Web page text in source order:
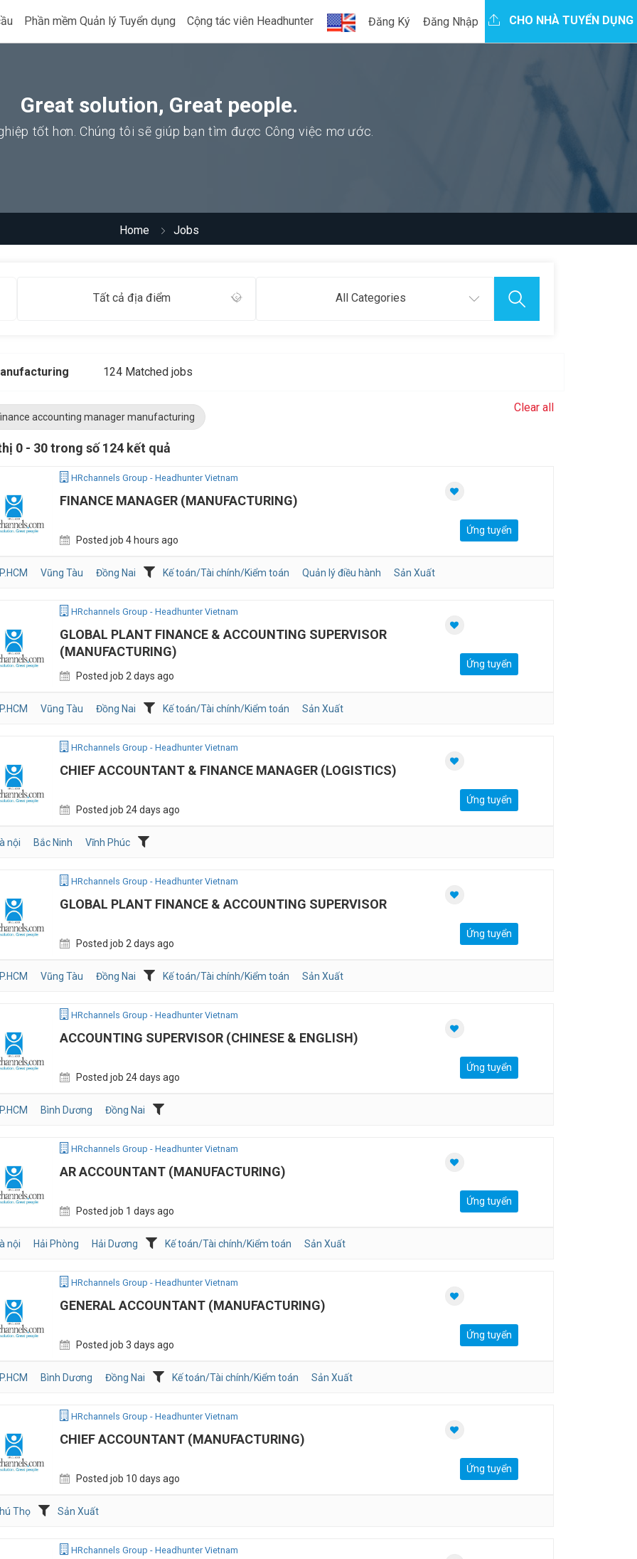
Phần mềm Quản lý Tuyển dụng Cộng tác viên Headhunter Đăng Ký Đăng Nhập CHO NHÀ TUYỂN DỤNG
Great solution, Great people.
tốt hơn. Chúng tôi sẽ giúp bạn tìm được Công việc mơ ước.
Home Jobs
Tất cả địa điểm All Categories
124 Matched jobs
accounting manager manufacturing
Clear all
0 - 30 trong số 124 kết quả
HRchannels Group - Headhunter Vietnam
FINANCE MANAGER (MANUFACTURING)
Posted job 4 hours ago
Ứng tuyển
Vũng Tàu Đồng Nai Kế toán/Tài chính/Kiểm toán Quản lý điều hành Sản Xuất
HRchannels Group - Headhunter Vietnam
GLOBAL PLANT FINANCE & ACCOUNTING SUPERVISOR
(MANUFACTURING)
Posted job 2 days ago
Ứng tuyển
Vũng Tàu Đồng Nai Kế toán/Tài chính/Kiểm toán Sản Xuất
HRchannels Group - Headhunter Vietnam
CHIEF ACCOUNTANT & FINANCE MANAGER (LOGISTICS)
Posted job 24 days ago
Ứng tuyển
nội Bắc Ninh Vĩnh Phúc
HRchannels Group - Headhunter Vietnam
GLOBAL PLANT FINANCE & ACCOUNTING SUPERVISOR
Posted job 2 days ago
Ứng tuyển
Vũng Tàu Đồng Nai Kế toán/Tài chính/Kiểm toán Sản Xuất
HRchannels Group - Headhunter Vietnam
ACCOUNTING SUPERVISOR (CHINESE & ENGLISH)
Posted job 24 days ago
Ứng tuyển
Bình Dương Đồng Nai
HRchannels Group - Headhunter Vietnam
AR ACCOUNTANT (MANUFACTURING)
Posted job 1 days ago
Ứng tuyển
nội Hải Phòng Hải Dương Kế toán/Tài chính/Kiểm toán Sản Xuất
HRchannels Group - Headhunter Vietnam
GENERAL ACCOUNTANT (MANUFACTURING)
Posted job 3 days ago
Ứng tuyển
Bình Dương Đồng Nai Kế toán/Tài chính/Kiểm toán Sản Xuất
HRchannels Group - Headhunter Vietnam
CHIEF ACCOUNTANT (MANUFACTURING)
Posted job 10 days ago
Ứng tuyển
Thọ Sản Xuất
HRchannels Group - Headhunter Vietnam